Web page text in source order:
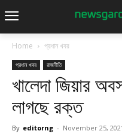
Home প্রধান খবর
প্রধান খবর রাজনীতি
খালেদা জিয়ার
লাগছে রক্ত
By editorng - November 25,